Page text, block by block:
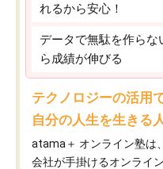
れるから安心！
データで無駄を作ら
ら成績が伸びる
テクノロジーの活用
自分の人生を生きる
atama＋ オンライン塾は
会社が手掛けるオンライ